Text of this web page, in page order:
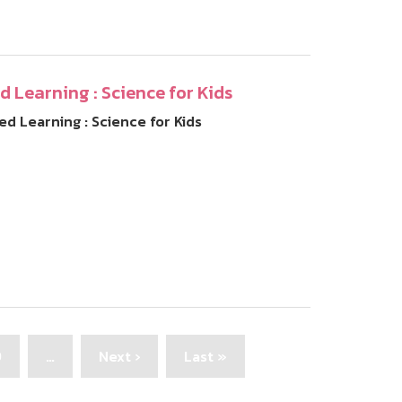
Learning : Science for Kids
Learning : Science for Kids
…
Next
page
Next ›
Last
page
Last »